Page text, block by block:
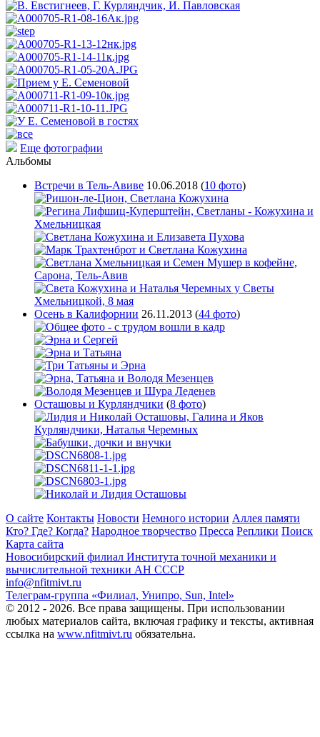
Еще фотографии
Альбомы
Встречи в Тель-Авиве 10.06.2018 (10 фото)
Осень в Калифорнии 26.11.2013 (44 фото)
Осташовы и Курляндчики (8 фото)
О сайте Контакты Новости Немного истории Аллея памяти
Кто? Где? Когда? Народное творчество Пресса Реплики Поиск
Карта сайта
Новосибирский филиал Института точной механики и
вычислительной техники АН СССР
info@nfitmivt.ru
Телеграм-группа «Филиал, Унипро, Sun, Intel»
© 2012 - 2026. Все права защищены. При использовании
любых материалов сайта, включая графику и тексты, активная
ссылка на www.nfitmivt.ru обязательна.